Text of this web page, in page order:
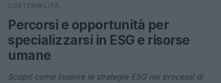
Cerca
SOSTENIBILITÀ
Percorsi e opportunità per
specializzarsi in ESG e risorse
umane
Scopri come inserire le strategie ESG nei processi di